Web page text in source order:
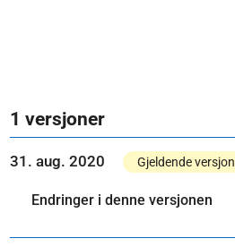
1 versjoner
31. aug. 2020 Gjeldende versjon
Endringer i denne versjonen